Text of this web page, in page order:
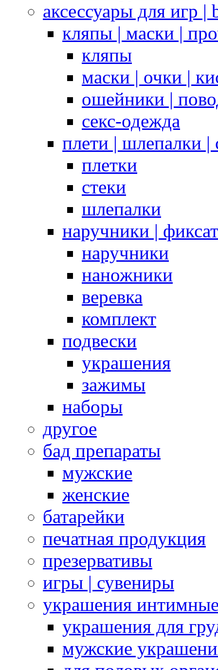
аксессуары для игр |
кляпы | маски |
кляпы
маски | очки |
ошейники |
секс-одежда
плети | шлепалки |
плетки
стеки
шлепалки
наручники |
наручники
наножники
веревка
комплект
подвески
украшения
зажимы
наборы
другое
бад препараты
мужские
женские
батарейки
печатная продукция
презервативы
игры | сувениры
украшения
украшения для
мужские